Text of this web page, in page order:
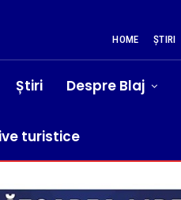
HOME ȘTIRI
Știri Despre Blaj
turistice